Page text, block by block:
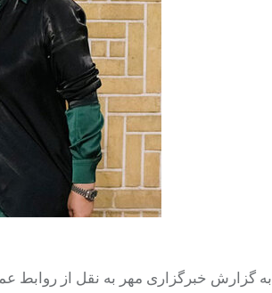
به گزارش خبرگزاری مهر به نقل از روابط